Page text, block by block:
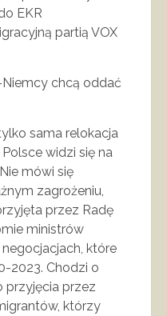
EKR
partią VOX
chcą oddać
sama relokacja
widzi się na
mówi się
zagrożeniu,
przez Radę
ministrów
które
2023. Chodzi o
przyjęcia przez
którzy